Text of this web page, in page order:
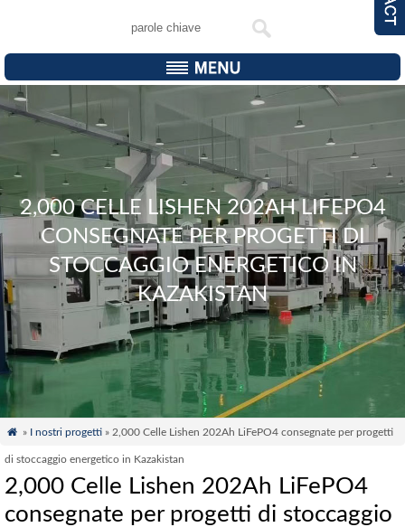
2,000 CELLE LISHEN 202AH LIFEPO4
CONSEGNATE PER PROGETTI DI
STOCCAGGIO ENERGETICO IN
KAZAKISTAN
 » I nostri progetti» 2,000 Celle Lishen 202Ah LiFePO4 consegnate per progetti
di stoccaggio energetico in Kazakistan
2,000 Celle Lishen 202Ah LiFePO4
consegnate per progetti di stoccaggio